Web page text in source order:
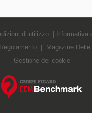
di utilizzo
Informativa
Regolamento
Magazine Delle
Gestione dei cookie